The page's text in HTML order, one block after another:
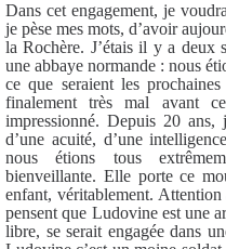
Dans cet engagement, je
je pèse mes mots, d’avoir
la Rochère. J’étais il y a deux
une abbaye normande : nous
ce que seraient les
finalement très mal avant
impressionné. Depuis 20 ans,
d’une acuité, d’une
nous étions tous
bienveillante. Elle porte ce
enfant, véritablement.
pensent que Ludovine est une
libre, se serait engagée dans